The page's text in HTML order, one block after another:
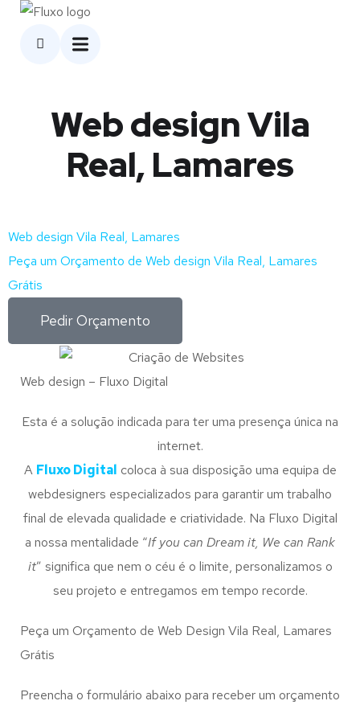
Web design Vila
Real, Lamares
Web design Vila Real, Lamares
Peça um Orçamento de Web design Vila Real, Lamares
Grátis
Pedir Orçamento
Web design – Fluxo Digital
Esta é a solução indicada para ter uma presença única na
internet.
A Fluxo Digital coloca à sua disposição uma equipa de
webdesigners especializados para garantir um trabalho
final de elevada qualidade e criatividade. Na Fluxo Digital
a nossa mentalidade “If you can Dream it, We can Rank
it” significa que nem o céu é o limite, personalizamos o
seu projeto e entregamos em tempo recorde.
Peça um Orçamento de Web Design Vila Real, Lamares
Grátis
Preencha o formulário abaixo para receber um orçamento